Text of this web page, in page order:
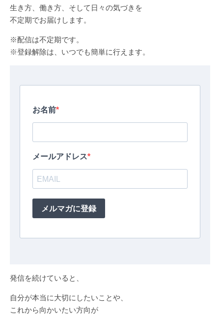
生き方、働き方、そして日々の気づきを
不定期でお届けします。
※配信は不定期です。
※登録解除は、いつでも簡単に行えます。
発信を続けていると、
自分が本当に大切にしたいことや、
これから向かいたい方向が